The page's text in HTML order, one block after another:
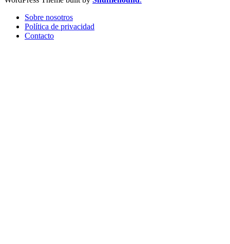
Sobre nosotros
Política de privacidad
Contacto